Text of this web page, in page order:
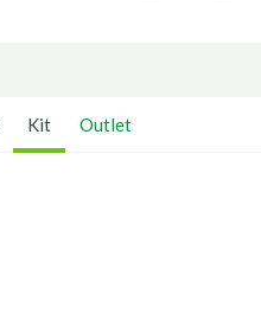
Kit Outlet